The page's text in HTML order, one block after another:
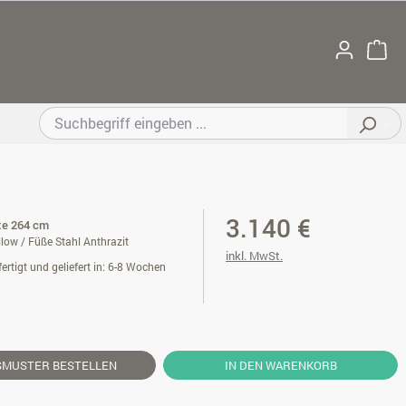
264 cm
/ Füße Stahl Anthrazit
und geliefert in: 6-8 Wochen
3.140 €
inkl. MwSt.
BESTELLEN IN DEN WARENKORB